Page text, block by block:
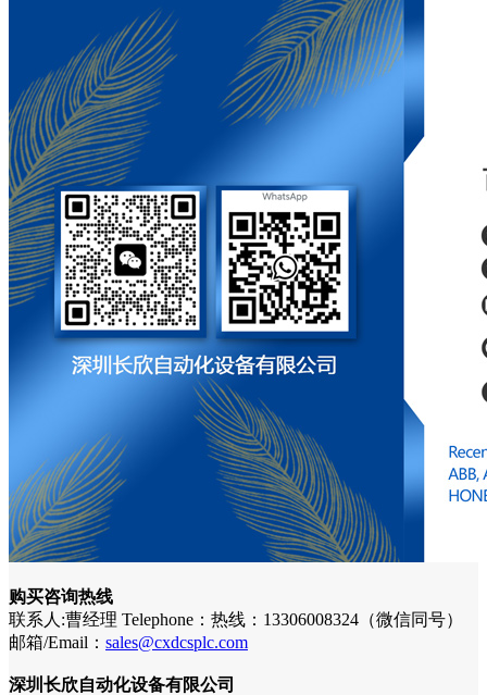
购买咨询热线
联系人:曹经理 Telephone：热线：13306008324（微信同号）
邮箱/Email： sales@cxdcsplc.com
深圳长欣自动化设备有限公司